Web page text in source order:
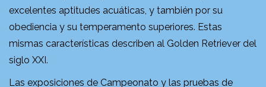
excelentes aptitudes acuáticas, y también por su
obediencia y su temperamento superiores. Estas
mismas características describen al Golden Retriever del
siglo XXI.
Las exposiciones de Campeonato y las pruebas de